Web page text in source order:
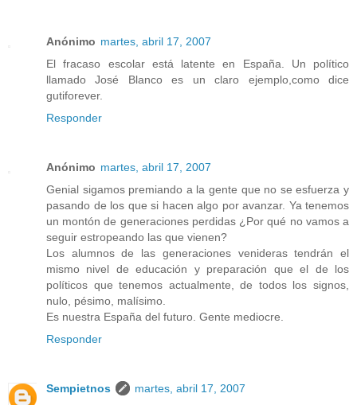
Anónimo martes, abril 17, 2007
El fracaso escolar está latente en España. Un político
llamado José Blanco es un claro ejemplo,como dice
gutiforever.
Responder
Anónimo martes, abril 17, 2007
Genial sigamos premiando a la gente que no se esfuerza y
pasando de los que si hacen algo por avanzar. Ya tenemos
un montón de generaciones perdidas ¿Por qué no vamos a
seguir estropeando las que vienen?
Los alumnos de las generaciones venideras tendrán el
mismo nivel de educación y preparación que el de los
políticos que tenemos actualmente, de todos los signos,
nulo, pésimo, malísimo.
Es nuestra España del futuro. Gente mediocre.
Responder
Sempietnos
martes, abril 17, 2007